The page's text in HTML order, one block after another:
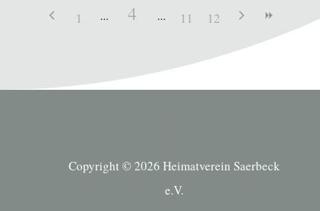
1 4 11 12
Copyright © 2026 Heimatverein Saerbeck
e.V.